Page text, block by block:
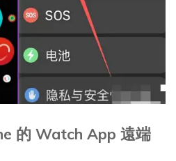
的 Watch App 遠端